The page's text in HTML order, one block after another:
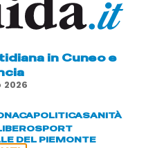
in Cuneo e
2026
POLITICASANITÀ
SPORT
DEL PIEMONTE